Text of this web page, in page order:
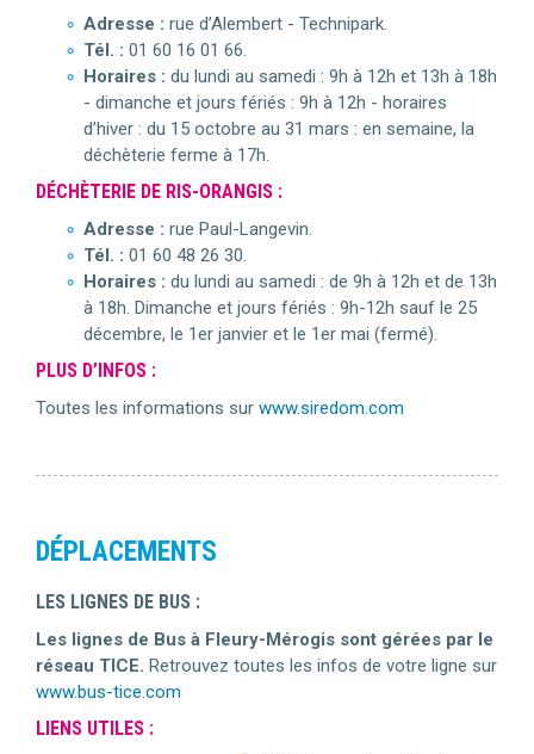
Adresse : rue d’Alembert - Technipark.
Tél. : 01 60 16 01 66.
Horaires : du lundi au samedi : 9h à 12h et 13h à 18h
- dimanche et jours fériés : 9h à 12h - horaires
d’hiver : du 15 octobre au 31 mars : en semaine, la
déchèterie ferme à 17h.
DÉCHÈTERIE DE RIS-ORANGIS :
Adresse : rue Paul-Langevin.
Tél. : 01 60 48 26 30.
Horaires : du lundi au samedi : de 9h à 12h et de 13h
à 18h. Dimanche et jours fériés : 9h-12h sauf le 25
décembre, le 1er janvier et le 1er mai (fermé).
PLUS D’INFOS :
Toutes les informations sur www.siredom.com
DÉPLACEMENTS
LES LIGNES DE BUS :
Les lignes de Bus à Fleury-Mérogis sont gérées par le
réseau TICE. Retrouvez toutes les infos de votre ligne sur
www.bus-tice.com
LIENS UTILES :